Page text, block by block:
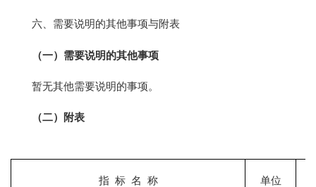
六 、需要说明的其他事项与附表
（一）需要说明的其他事项
暂无其他需要说明的事项。
（二）附表
指 标 名 称 单位